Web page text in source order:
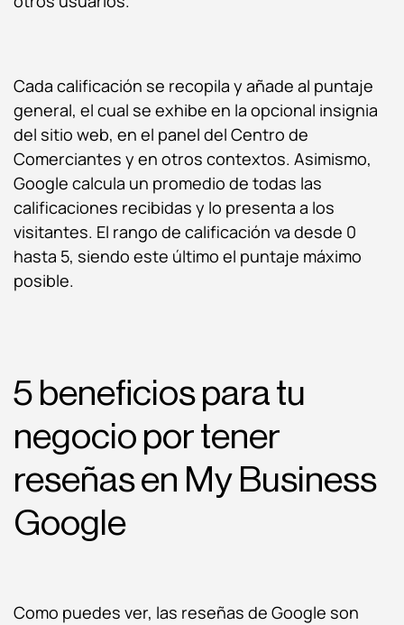
Cada calificación se recopila y añade al puntaje
general, el cual se exhibe en la opcional insignia
del sitio web, en el panel del Centro de
Comerciantes y en otros contextos. Asimismo,
Google calcula un promedio de todas las
calificaciones recibidas y lo presenta a los
visitantes. El rango de calificación va desde 0
hasta 5, siendo este último el puntaje máximo
posible.
5 beneficios para tu
negocio por tener
reseñas en My Business
Google
Como puedes ver, las reseñas de Google son